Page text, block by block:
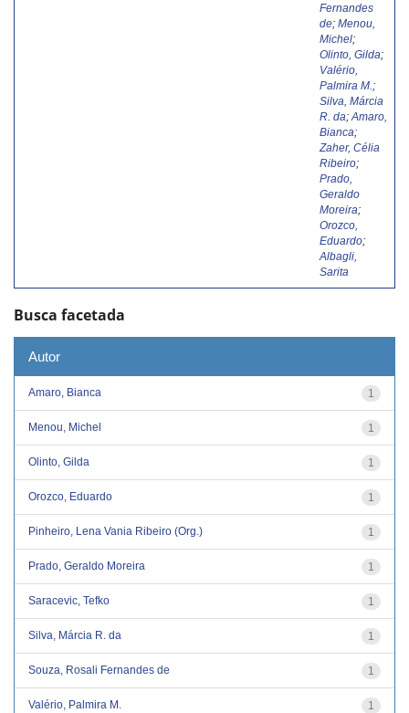
Fernandes
de; Menou,
Michel;
Olinto, Gilda;
Valério,
Palmira M. ;
Silva, Márcia
R. da; Amaro,
Bianca;
Zaher, Célia
Ribeiro;
Prado,
Geraldo
Moreira;
Orozco,
Eduardo;
Albagli,
Sarita
Busca facetada
Autor
1
Amaro, Bianca
1
Menou, Michel
1
Olinto, Gilda
1
Orozco, Eduardo
1
Pinheiro, Lena Vania Ribeiro (Org.)
1
Prado, Geraldo Moreira
1
Saracevic, Tefko
1
Silva, Márcia R. da
1
Souza, Rosali Fernandes de
1
Valério, Palmira M.